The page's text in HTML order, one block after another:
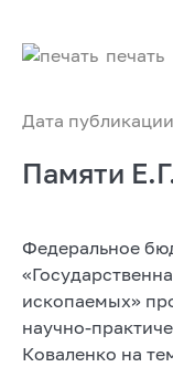
Дата
печать
Памяти
Федеральное
ископаемых»
научно-
Коваленко на